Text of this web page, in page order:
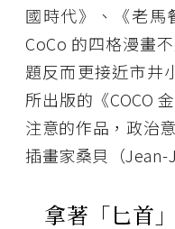
國時代》、《老馬
CoCo 的四格漫畫
題反而更接近市井
所出版的《COCO
注意的作品，政治
插畫家桑貝（Jean-
拿著「匕首